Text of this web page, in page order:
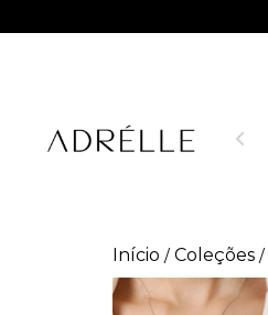
Início / Coleções /